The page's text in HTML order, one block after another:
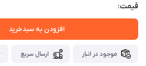
قیمت:
افزودن به سبدخرید
موجود در انبار ارسال سریع